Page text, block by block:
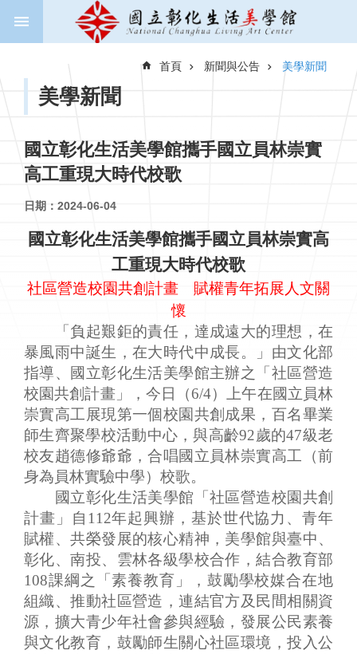
跳到主要內容區塊
尋
關
業
務
專
區
民
務
行
政
開
資
訊
首頁 新聞與公告 美學新聞
美學新聞
國立彰化生活美學館攜手國立員林崇實
高工重現大時代校歌
日期：2024-06-04
國立彰化生活美學館攜手國立員林崇實高
工重現大時代校歌
社區營造校園共創計畫 賦權青年拓展人文關
懷
「負起艱鉅的責任，達成遠大的理想，在
暴風雨中誕生，在大時代中成長。」由文化部
指導、國立彰化生活美學館主辦之「社區營造
校園共創計畫」，今日（6/4）上午在國立員林
崇實高工展現第一個校園共創成果，百名畢業
師生齊聚學校活動中心，與高齡92歲的47級老
校友趙德修爺爺，合唱國立員林崇實高工（前
身為員林實驗中學）校歌。
國立彰化生活美學館「社區營造校園共創
計畫」自112年起興辦，基於世代協力、青年
賦權、共榮發展的核心精神，美學館與臺中、
彰化、南投、雲林各級學校合作，結合教育部
108課綱之「素養教育」，鼓勵學校媒合在地
組織、推動社區營造，連結官方及民間相關資
源，擴大青少年社會參與經驗，發展公民素養
與文化教育，鼓勵師生關心社區環境，投入公